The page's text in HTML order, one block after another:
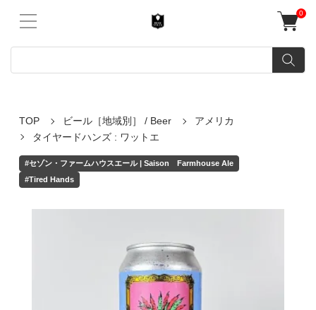
0
TOP ビール［地域別］ / Beer
アメリカ
タイヤードハンズ : ワットエ
#セゾン・ファームハウスエール | Saison Farmhouse Ale
#Tired Hands